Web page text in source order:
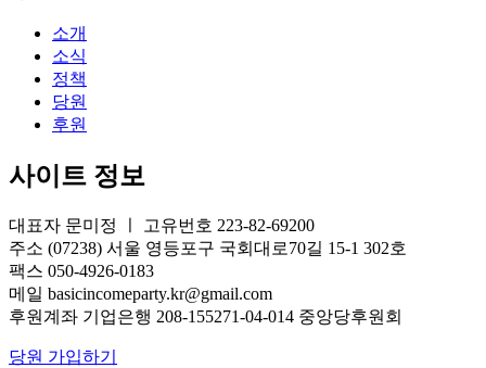
소개
소식
정책
당원
후원
사이트 정보
대표자 문미정 ㅣ 고유번호 223-82-69200
주소 (07238) 서울 영등포구 국회대로70길 15-1 302호
팩스 050-4926-0183
메일 basicincomeparty.kr@gmail.com
후원계좌 기업은행 208-155271-04-014 중앙당후원회
당원 가입하기